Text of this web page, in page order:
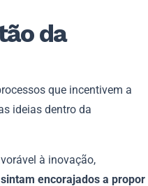
da
que incentivem a
ideias dentro da
à inovação,
encorajados a propor